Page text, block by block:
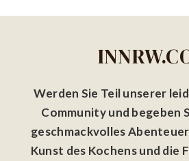
Werden Sie Teil unserer
Community und begeben
geschmackvolles
Kunst des Kochens und die